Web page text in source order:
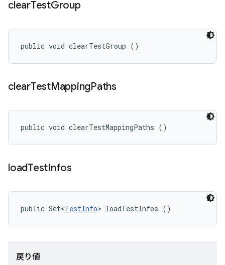
clearTestGroup
public void clearTestGroup ()
clearTestMappingPaths
public void clearTestMappingPaths ()
loadTestInfos
public Set<TestInfo> loadTestInfos ()
戻り値